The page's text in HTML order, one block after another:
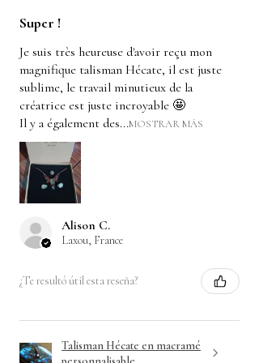
Super !
Je suis très heureuse d'avoir reçu mon
magnifique talisman Hécate, il est juste
sublime, le travail minutieux de la
créatrice est juste incroyable 🤩
Il y a également des...MOSTRAR MÁS
Alison C.
Laxou, France
¿Te resultó útil esta reseña?
Talisman Hécate en macramé